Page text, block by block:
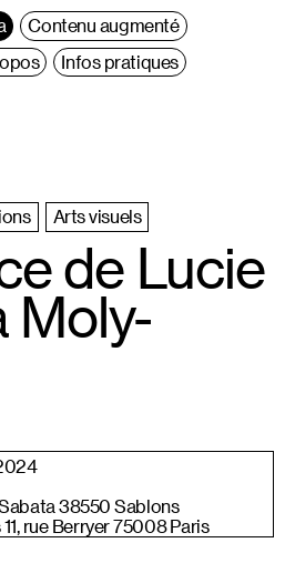
Contenu augmenté
Infos pratiques
Arts visuels
de Lucie
Moly-
38550 Sablons
rue Berryer 75008 Paris